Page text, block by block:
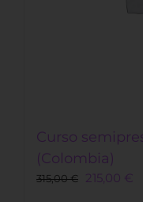
Curso
(Colombia)
315,00€ 215,00 €